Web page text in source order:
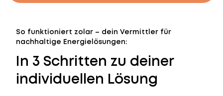
So funktioniert zolar – dein Vermittler für
nachhaltige Energielösungen:
In 3 Schritten zu deiner
individuellen Lösung